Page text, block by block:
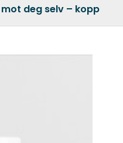
deg selv – kopp